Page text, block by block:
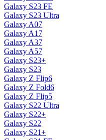
Galaxy S23 FE
Galaxy S23 Ultra
Galaxy A07
Galaxy A17
Galaxy A37
Galaxy A57
Galaxy S23+
Galaxy S23
Galaxy Z Flip6
Galaxy Z Fold6
Galaxy Z Flip5
Galaxy S22 Ultra
Galaxy S22+
Galaxy S22
Galaxy S21+